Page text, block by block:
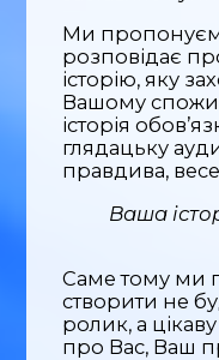
Ми
розповідає
історію, яку
Вашому
історія
глядацьку
правдива,
Ваша
Саме тому ми
створити не
ролик, а
про Вас, Ваш